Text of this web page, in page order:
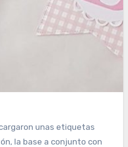
unas etiquetas
la base a conjunto con